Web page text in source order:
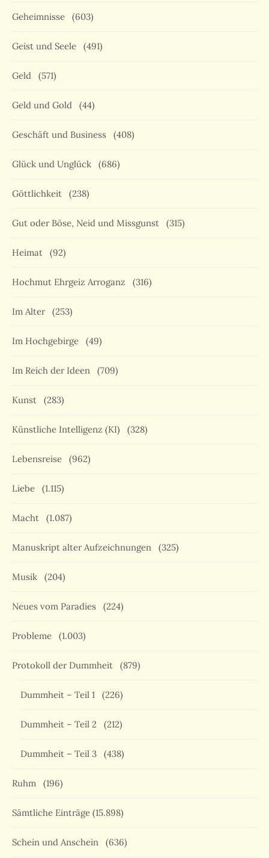
Geheimnisse (603)
Geist und Seele (491)
Geld (571)
Geld und Gold (44)
Geschäft und Business (408)
Glück und Unglück (686)
Göttlichkeit (238)
Gut oder Böse, Neid und Missgunst (315)
Heimat (92)
Hochmut Ehrgeiz Arroganz (316)
Im Alter (253)
Im Hochgebirge (49)
Im Reich der Ideen (709)
Kunst (283)
Künstliche Intelligenz (KI) (328)
Lebensreise (962)
Liebe (1.115)
Macht (1.087)
Manuskript alter Aufzeichnungen (325)
Musik (204)
Neues vom Paradies (224)
Probleme (1.003)
Protokoll der Dummheit (879)
Dummheit – Teil 1 (226)
Dummheit – Teil 2 (212)
Dummheit – Teil 3 (438)
Ruhm (196)
Sämtliche Einträge (15.898)
Schein und Anschein (636)